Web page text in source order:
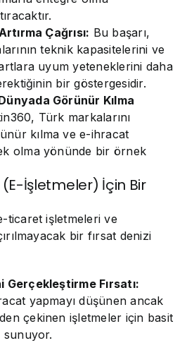
Çağrısı: Bu başarı,
teknik kapasitelerini ve
uyum yeteneklerini daha
bir göstergesidir.
Görünür Kılma
Türk markalarını
kılma ve e-ihracat
olma yönünde bir örnek
(E-İşletmeler) İçin Bir
ticaret işletmeleri ve
bir fırsat denizi
Fırsatı:
yapmayı düşünen ancak
çekinen işletmeler için basit